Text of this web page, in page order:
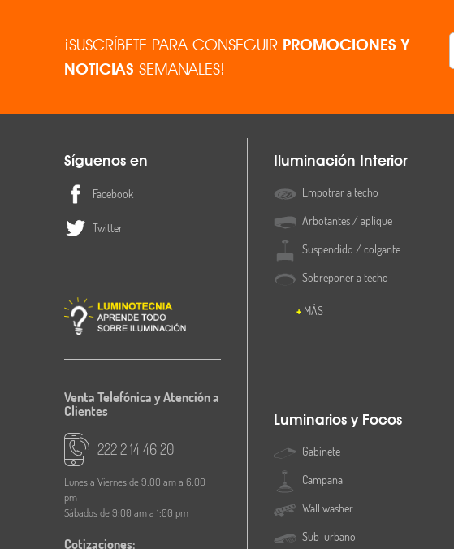
¡SUSCRÍBETE PARA CONSEGUIR PROMOCIONES Y
NOTICIAS SEMANALES!
Síguenos en
Facebook
Twitter
Venta Telefónica y Atención a
Clientes
222 2 14 46 20
Lunes a Viernes de 9:00 am a 6:00
pm
Sábados de 9:00 am a 1:00 pm
Cotizaciones:
Iluminación Interior
Empotrar a techo
Arbotantes / aplique
Suspendido / colgante
Sobreponer a techo
MÁS
Luminarios y Focos
Gabinete
Campana
Wall washer
Sub-urbano